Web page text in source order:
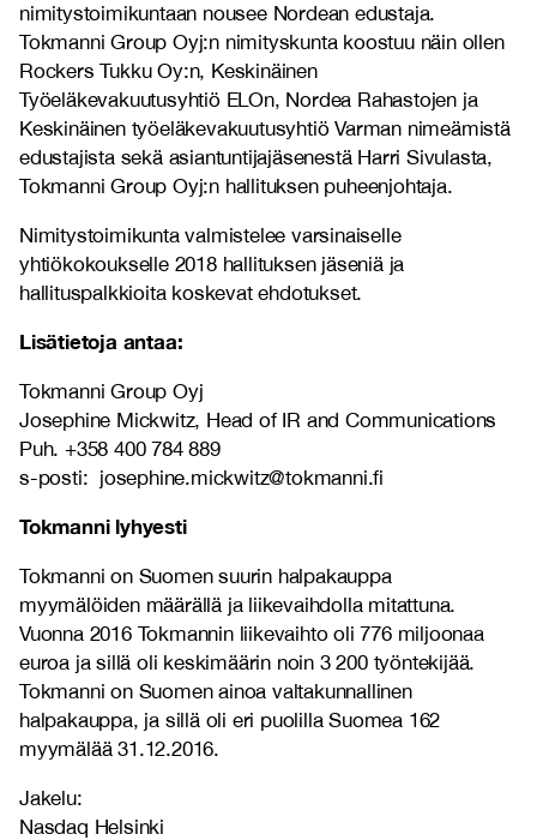
nimitystoimikuntaan nousee Nordean edustaja.
Tokmanni Group Oyj:n nimityskunta koostuu näin ollen
Rockers Tukku Oy:n, Keskinäinen
Työeläkevakuutusyhtiö ELOn, Nordea Rahastojen ja
Keskinäinen työeläkevakuutusyhtiö Varman nimeämistä
edustajista sekä asiantuntijajäsenestä Harri Sivulasta,
Tokmanni Group Oyj:n hallituksen puheenjohtaja.
Nimitystoimikunta valmistelee varsinaiselle
yhtiökokoukselle 2018 hallituksen jäseniä ja
hallituspalkkioita koskevat ehdotukset.
Lisätietoja antaa:
Tokmanni Group Oyj
Josephine Mickwitz, Head of IR and Communications
Puh. +358 400 784 889
s-posti: josephine.mickwitz@tokmanni.fi
Tokmanni lyhyesti
Tokmanni on Suomen suurin halpakauppa
myymälöiden määrällä ja liikevaihdolla mitattuna.
Vuonna 2016 Tokmannin liikevaihto oli 776 miljoonaa
euroa ja sillä oli keskimäärin noin 3 200 työntekijää.
Tokmanni on Suomen ainoa valtakunnallinen
halpakauppa, ja sillä oli eri puolilla Suomea 162
myymälää 31.12.2016.
Jakelu:
Nasdaq Helsinki